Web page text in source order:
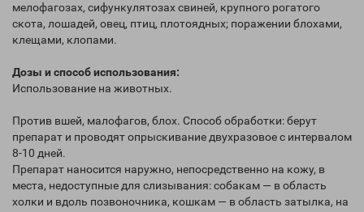
мелофагозах, сифункулятозах свиней, крупного рогатого
скота, лошадей, овец, птиц, плотоядных; поражении блохами,
клещами, клопами.
Дозы и способ использования:
Использование на животных.
Против вшей, малофагов, блох. Способ обработки: берут
препарат и проводят опрыскивание двухразовое с интервалом
8-10 дней.
Препарат наносится наружно, непосредственно на кожу, в
места, недоступные для слизывания: собакам — в область
холки и вдоль позвоночника, кошкам — в область затылка, на